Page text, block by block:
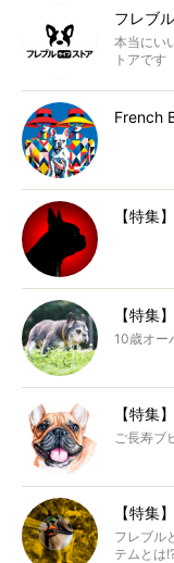
フレブ
本当にい
トアです
French
【特集
【特集
10歳オー
【特集
ご長寿ブ
【特集
フレブル
テムとは